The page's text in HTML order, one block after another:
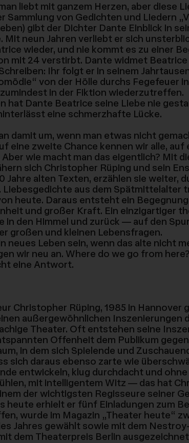
liebt mit ganzem Herzen, aber diese
Sammlung von Gedichten und Liedern
gibt der Dichter Dante Einblick in
Mit neun Jahren verliebt er sich
wieder, und nie kommt es zu einer
mit 24 verstirbt. Dante widmet Beatrice
Ihr folgt er in seinem
von der Hölle durchs Fegefeuer
in der Fiktion wiederzutreffen.
hat Dante Beatrice seine Liebe nie
eine schmerzhafte Lücke.
damit um, wenn man etwas nicht
eine zweite Chance kennen wir alle, auf
wie macht man das eigentlich? Mit
sich Christopher Rüping und sein
Jahre alten Texten, erzählen sie weiter,
Liebesgedichte aus dem Spätmittelalter
heute. Daraus entsteht ein
und großer Kraft. Ein einzigartiger
in den Himmel und zurück — auf den
großen und kleinen Lebensfragen.
neues Leben sein, wenn das alte nicht
wir neu an. Where do we go from
eine Antwort.
Christopher Rüping, 1985 in Hannover
außergewöhnlichen Inszenierungen
Theater. Oft entstehen seine
Offenheit dem Publikum
in dem sich Spielende und
sich daraus ebenso zarte wie
entwickeln, klug durchdacht und
mit intelligentem Witz — das hat
der wichtigsten Regisseure seiner
heute erhielt er fünf Einladungen zum
wurde im Magazin „Theater heute“
Jahres gewählt sowie mit dem
dem Theaterpreis Berlin